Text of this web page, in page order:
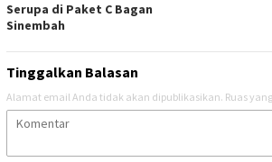
Serupa di Paket C Bagan
Sinembah
Tinggalkan Balasan
Alamat email Anda tidak akan dipublikasikan. Ruas